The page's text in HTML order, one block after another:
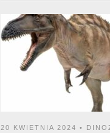
20 KWIETNIA 2024 •